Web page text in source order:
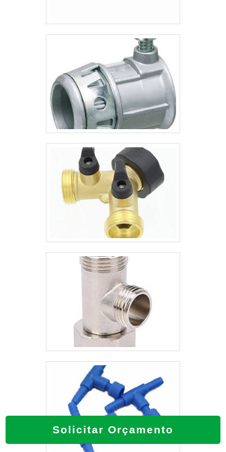
qualidade. Alguns desses motivos são:
Equipe multidisciplinar de consultores
associados; Profissionais com vasta
experiência na área de atuação; Diversas
opções de pagamento; Atendimento
personalizado; Comprometimento com o
resultado final; Estrutura suficiente para
atender todas as demandas. REFERÊNCIA
DE QUALIDADE NO SEGMENTOSomente na
existem as melhores variedades no
segmento quando o assunto for
termostatos. É possível encontrar itens
variados com tecnologia de ponta, como
controladores de temperatura e válvula de
descarga.Isso se deve ao fato de ser uma
empresa responsável e comprometida
com seus serviços, qualificações possíveis
pelo fato de possuir escritório de alta
qualidade onde são realizadas as atividades
e sede em localização privilegiada na
cidade de São Paulo.Tudo isso, somado à
performance de uma equipe multidisciplinar
de consultores associados e equipe de alta
qualidade, garante uma entrega de
excelência de ponta a ponta.
Solicitar Orçamento